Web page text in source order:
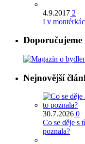
4.9.2017 2
I v
Doporučujeme
Nejnovější
30.7.2026 0
Co se děje s
poznala?